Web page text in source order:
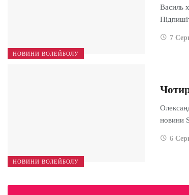
НОВИНИ ВОЛЕЙБОЛУ
Василь
7
НОВИНИ ВОЛЕЙБОЛУ
новини
6